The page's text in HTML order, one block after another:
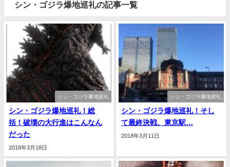
シン・ゴジラ爆地巡礼の記事一覧
シン・ゴジラ爆地巡礼
シン・ゴジラ爆地巡礼！総
括！破壊の大行進はこんなん
だった
2018年3月18日
シン・ゴジラ爆地巡礼
シン・ゴジラ爆地巡礼！そし
て最終決戦、東京駅…
2018年3月11日